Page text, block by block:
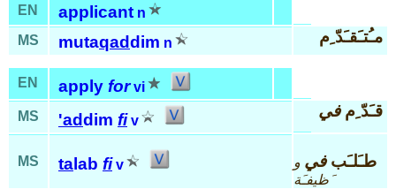
EN applicant n
MS
mutaqaddim n مـُتـَقـَدّ ِم
EN apply for vi
MS
'addim fi v
قـَدّ ِمفي
MS ta lab fi v طـَلـَبفي و
َظيفـَة